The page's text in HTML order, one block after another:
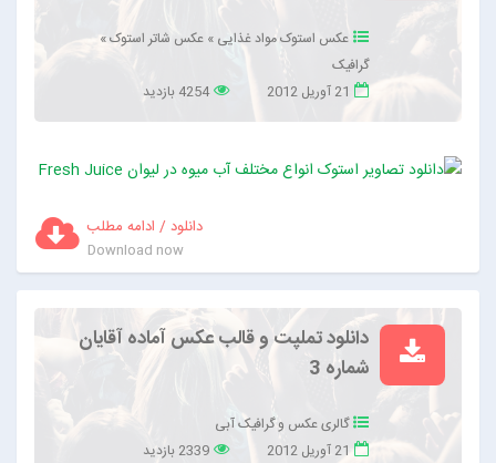
عکس استوک مواد غذایی »عکس شاتر استوک»
گرافیک
4254 بازدید
دانلود / ادامه مطلب
Download now
دانلود تملپت و قالب عکس آماده آقایان
شماره 3
گالری عکس و گرافیک آبی
21 آوریل 2012
2339 بازدید